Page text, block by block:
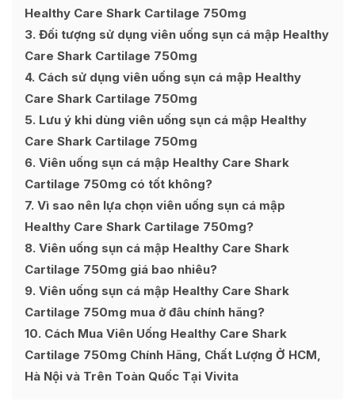
Healthy Care Shark Cartilage 750mg
3 Đối tượng sử dụng viên uống sụn cá mập Healthy
Care Shark Cartilage 750mg
4 Cách sử dụng viên uống sụn cá mập Healthy
Care Shark Cartilage 750mg
5 Lưu ý khi dùng viên uống sụn cá mập Healthy
Care Shark Cartilage 750mg
6 Viên uống sụn cá mập Healthy Care Shark
Cartilage 750mg có tốt không?
7 Vì sao nên lựa chọn viên uống sụn cá mập
Healthy Care Shark Cartilage 750mg?
8 Viên uống sụn cá mập Healthy Care Shark
Cartilage 750mg giá bao nhiêu?
9 Viên uống sụn cá mập Healthy Care Shark
Cartilage 750mg mua ở đâu chính hãng?
10 Cách Mua Viên Uống Healthy Care Shark
Cartilage 750mg Chính Hãng, Chất Lượng Ở HCM,
Hà Nội và Trên Toàn Quốc Tại Vivita